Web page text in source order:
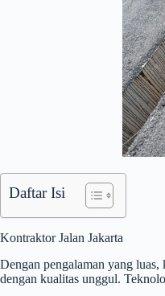
Daftar Isi
Kontraktor Jalan Jakarta
Dengan pengalaman yang
dengan kualitas unggul.